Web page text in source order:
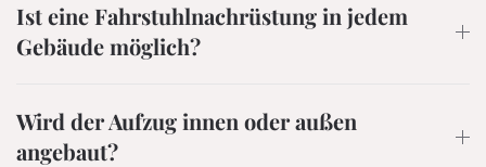
Ist eine Fahrstuhlnachrüstung in jedem
Gebäude möglich?
Wird der Aufzug innen oder außen
angebaut?